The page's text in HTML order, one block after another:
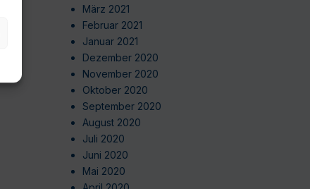
März 2021
Februar 2021
Januar 2021
Dezember 2020
November 2020
Oktober 2020
September 2020
August 2020
Juli 2020
Juni 2020
Mai 2020